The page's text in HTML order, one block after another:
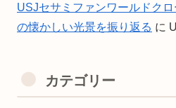
USJセサミファンワールドク
の懐かしい光景を振り返る に
カテゴリー